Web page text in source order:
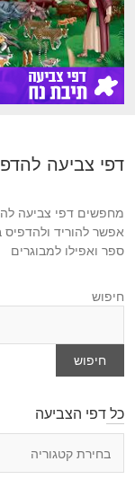
דפי צביעה
מחפשים דפי צביעה
אפשר להוריד
ספר ואפילו למבוגרים
חיפוש
חיפוש
כל דפי הצביעה